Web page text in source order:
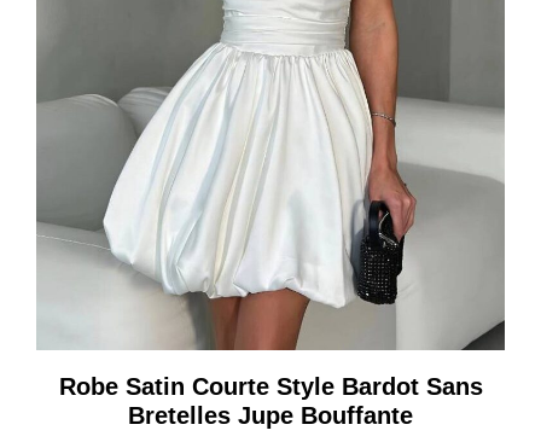
Robe Satin Courte Style Bardot Sans
Bretelles Jupe Bouffante